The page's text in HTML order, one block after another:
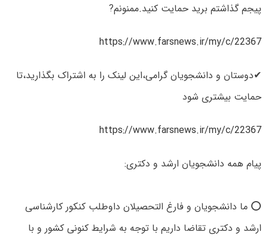
پیجم گذاشتم برید حمایت کنید.ممنونم?
https://www.farsnews.ir/my/c/22367
✔دوستان و دانشجویان گرامی،این لینک را به اشتراک بگذارید،تا
حمایت بیشتری شود
https://www.farsnews.ir/my/c/22367
پیام همه دانشجویان ارشد و دکتری:
⭕ ما دانشجویان و فارغ التحصیلان داوطلب کنکور کارشناسی
ارشد و دکتری تقاضا داریم با توجه به شرایط کنونی کشور و با